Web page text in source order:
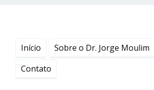
Início Sobre o Dr. Jorge Moulim
Contato